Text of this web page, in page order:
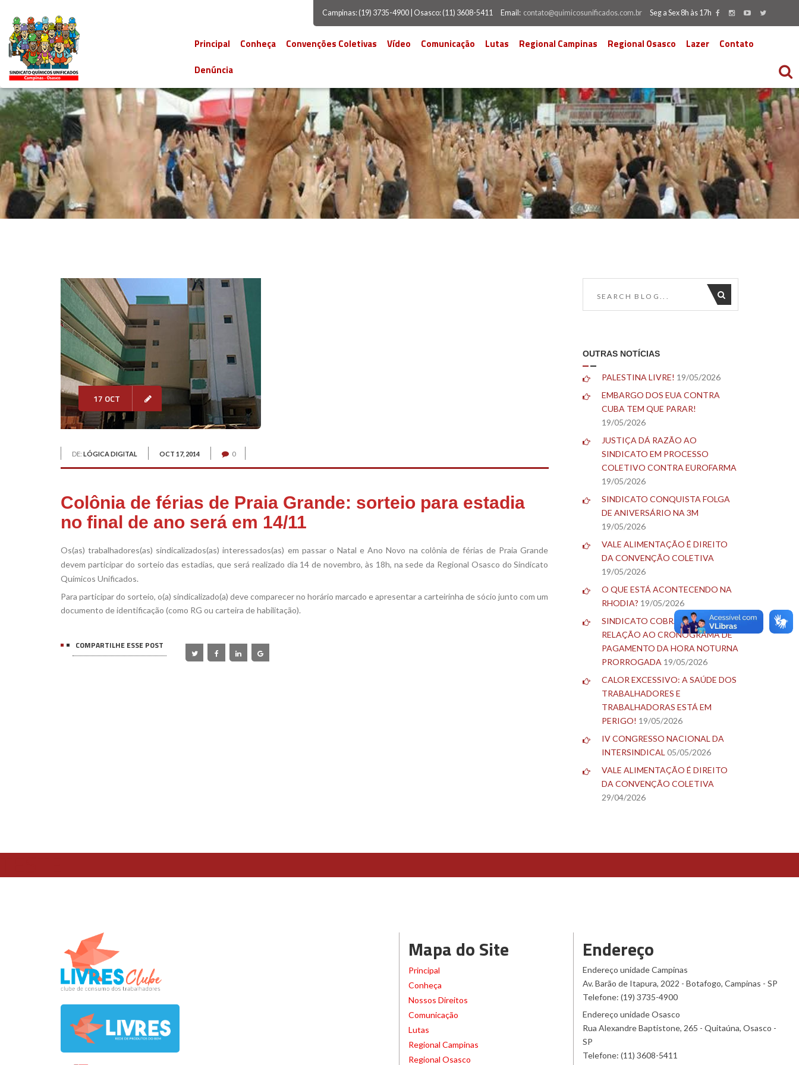
Campinas: (19) 3735-4900 | Osasco: (11) 3608-5411 Email: contato@quimicosunificados.com.br Seg a Sex 8h às 17h
Principal Conheça Convenções Coletivas Vídeo Comunicação Lutas Regional Campinas Regional Osasco Lazer
Contato
Denúncia
17 OCT
DE: LÓGICA DIGITAL OCT 17, 2014 0
Colônia de férias de Praia Grande: sorteio para estadia
no final de ano será em 14/11
Os(as) trabalhadores(as) sindicalizados(as) interessados(as) em passar o Natal e Ano Novo na colônia de férias de Praia Grande
devem participar do sorteio das estadias, que será realizado dia 14 de novembro, às 18h, na sede da Regional Osasco do Sindicato
Químicos Unificados.
Para participar do sorteio, o(a) sindicalizado(a) deve comparecer no horário marcado e apresentar a carteirinha de sócio junto com um
documento de identificação (como RG ou carteira de habilitação).
COMPARTILHE ESSE POST
OUTRAS NOTÍCIAS
PALESTINA LIVRE! 19/05/2026
EMBARGO DOS EUA CONTRA
CUBA TEM QUE PARAR!
19/05/2026
JUSTIÇA DÁ RAZÃO AO
SINDICATO EM PROCESSO
COLETIVO CONTRA EUROFARMA
19/05/2026
SINDICATO CONQUISTA FOLGA
DE ANIVERSÁRIO NA 3M
19/05/2026
VALE ALIMENTAÇÃO É DIREITO
DA CONVENÇÃO COLETIVA
19/05/2026
O QUE ESTÁ ACONTECENDO NA
RHODIA? 19/05/2026
SINDICATO COBRA BLAU EM
RELAÇÃO AO CRONOGRAMA DE
PAGAMENTO DA HORA NOTURNA
PRORROGADA 19/05/2026
CALOR EXCESSIVO: A SAÚDE DOS
TRABALHADORES E
TRABALHADORAS ESTÁ EM
PERIGO! 19/05/2026
IV CONGRESSO NACIONAL DA
INTERSINDICAL 05/05/2026
VALE ALIMENTAÇÃO É DIREITO
DA CONVENÇÃO COLETIVA
29/04/2026
TESTE
Mapa do Site
Principal
Conheça
Nossos Direitos
Comunicação
Lutas
Regional Campinas
Regional Osasco
Endereço
Endereço unidade Campinas
Av. Barão de Itapura, 2022 - Botafogo, Campinas - SP
Telefone: (19) 3735-4900
Endereço unidade Osasco
Rua Alexandre Baptistone, 265 - Quitaúna, Osasco -
SP
Telefone: (11) 3608-5411